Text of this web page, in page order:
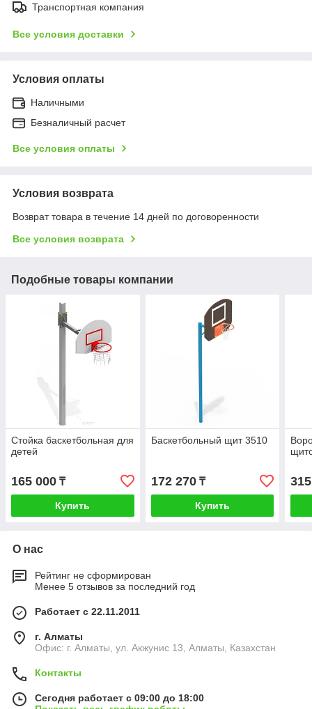
Транспортная компания
Все условия доставки
Условия оплаты
Наличными
Безналичный расчет
Все условия оплаты
Условия возврата
Возврат товара в течение 14 дней по договоренности
Все условия возврата
Подобные товары компании
Стойка баскетбольная для
детей
165 000 ₸
Купить
Баскетбольный щит 3510
172 270₸
Купить
О нас
Рейтинг не сформирован
Менее 5 отзывов за последний год
Работает с 22.11.2011
г. Алматы
Офис: г. Алматы, ул. Акжунис 13, Алматы, Казахстан
Контакты
Сегодня работает с 09:00 до 18:00